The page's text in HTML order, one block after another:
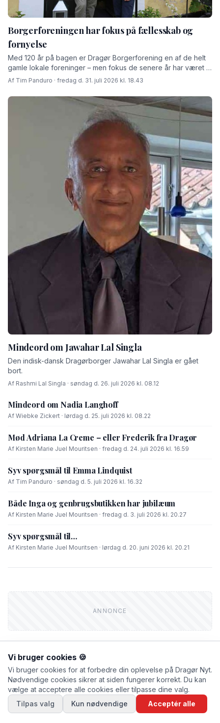
Borgerforeningen har fokus på fællesskab og
fornyelse
Med 120 år på bagen er Dragør Borgerforening en af de helt
gamle lokale foreninger – men fokus de senere år har været at
skabe rammer for fremtiden fortæller den afgåede formand
Af Tim Panduro · fredag d. 31. juli 2026 kl. 18.43
Mindeord om Jawahar Lal Singla
Den indisk-dansk Dragørborger Jawahar Lal Singla er gået
bort.
Af Rashmi Lal Singla · søndag d. 26. juli 2026 kl. 08.12
Mindeord om Nadia Langhoff
Af Wiebke Zickert · lørdag d. 25. juli 2026 kl. 08.22
Mød Adriana La Creme – eller Frederik fra Dragør
Af Kirsten Marie Juel Mouritsen · fredag d. 24. juli 2026 kl. 16.59
Syv spørgsmål til Emma Lindquist
Af Tim Panduro · søndag d. 5. juli 2026 kl. 16.32
Både Inga og genbrugsbutikken har jubilæum
Af Kirsten Marie Juel Mouritsen · fredag d. 3. juli 2026 kl. 20.27
Syv spørgsmål til…
Af Kirsten Marie Juel Mouritsen · lørdag d. 20. juni 2026 kl. 20.21
FIK DU LÆST?
NYHEDER
Træer må lade livet
Vi bruger cookies 🍪
Vi bruger cookies for at forbedre din oplevelse på Dragør Nyt.
Nødvendige cookies sikrer at siden fungerer korrekt. Du kan
vælge at acceptere alle cookies eller tilpasse dine valg.
Tilpas valg
Kun nødvendige Acceptér alle